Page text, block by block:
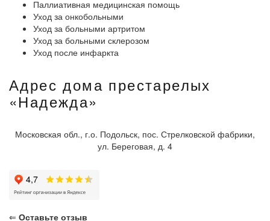
Паллиативная медицинская помощь
Уход за онкобольными
Уход за больными артритом
Уход за больными склерозом
Уход после инфаркта
Адрес дома престарелых
«Надежда»
Московская обл., г.о. Подольск, пос. Стрелковской фабрики,
ул. Береговая, д. 4
⇐ Оставьте отзыв